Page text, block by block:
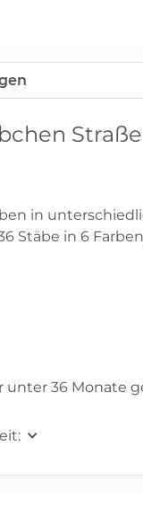
Straße
in
Stäbe in 6
unter 36